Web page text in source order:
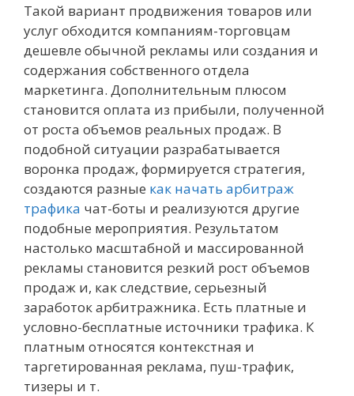
Такой вариант продвижения товаров или
услуг обходится компаниям-торговцам
дешевле обычной рекламы или создания и
содержания собственного отдела
маркетинга. Дополнительным плюсом
становится оплата из прибыли, полученной
от роста объемов реальных продаж. В
подобной ситуации разрабатывается
воронка продаж, формируется стратегия,
создаются разные как начать арбитраж
трафика чат-боты и реализуются другие
подобные мероприятия. Результатом
настолько масштабной и массированной
рекламы становится резкий рост объемов
продаж и, как следствие, серьезный
заработок арбитражника. Есть платные и
условно-бесплатные источники трафика. К
платным относятся контекстная и
таргетированная реклама, пуш-трафик,
тизеры и т.